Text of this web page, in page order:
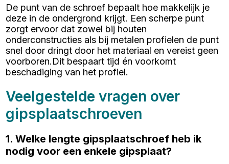
De punt van de schroef bepaalt hoe makkelijk je
deze in de ondergrond krijgt. Een scherpe punt
zorgt ervoor dat zowel bij houten
onderconstructies als bij metalen profielen de punt
snel door dringt door het materiaal en vereist geen
voorboren.Dit bespaart tijd én voorkomt
beschadiging van het profiel.
Veelgestelde vragen over
gipsplaatschroeven
1. Welke lengte gipsplaatschroef heb ik
nodig voor een enkele gipsplaat?